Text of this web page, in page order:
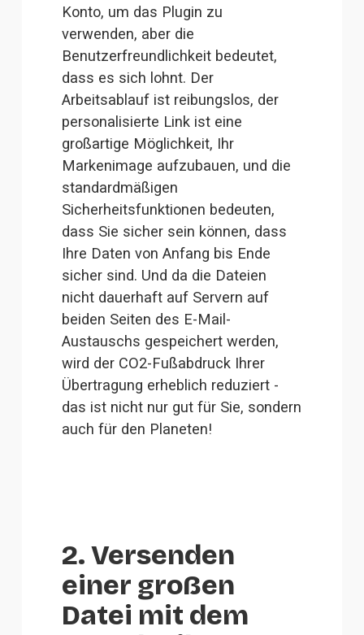
Konto, um das Plugin zu
verwenden, aber die
Benutzerfreundlichkeit bedeutet,
dass es sich lohnt. Der
Arbeitsablauf ist reibungslos, der
personalisierte Link ist eine
großartige Möglichkeit, Ihr
Markenimage aufzubauen, und die
standardmäßigen
Sicherheitsfunktionen bedeuten,
dass Sie sicher sein können, dass
Ihre Daten von Anfang bis Ende
sicher sind. Und da die Dateien
nicht dauerhaft auf Servern auf
beiden Seiten des E-Mail-
Austauschs gespeichert werden,
wird der CO2-Fußabdruck Ihrer
Übertragung erheblich reduziert -
das ist nicht nur gut für Sie, sondern
auch für den Planeten!
2. Versenden
einer großen
Datei mit dem